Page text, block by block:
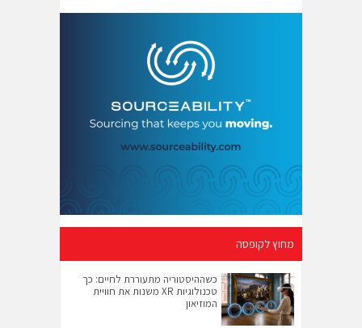
מחוץ לקופסה
כשההיסטוריה מתעוררת לחיים: כך
טכנולוגיות XR משנות את חוויית
המוזיאון